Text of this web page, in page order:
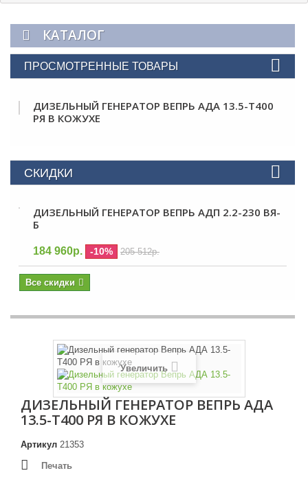
КАТАЛОГ
ПРОСМОТРЕННЫЕ ТОВАРЫ
ДИЗЕЛЬНЫЙ ГЕНЕРАТОР ВЕПРЬ АДА 13.5-Т400
РЯ В КОЖУХЕ
СКИДКИ
ДИЗЕЛЬНЫЙ ГЕНЕРАТОР ВЕПРЬ АДП 2.2-230 ВЯ-
Б
184 960р. -10% 205 512р.
Все скидки
Увеличить
ДИЗЕЛЬНЫЙ ГЕНЕРАТОР ВЕПРЬ АДА
13.5-Т400 РЯ В КОЖУХЕ
Артикул 21353
Печать